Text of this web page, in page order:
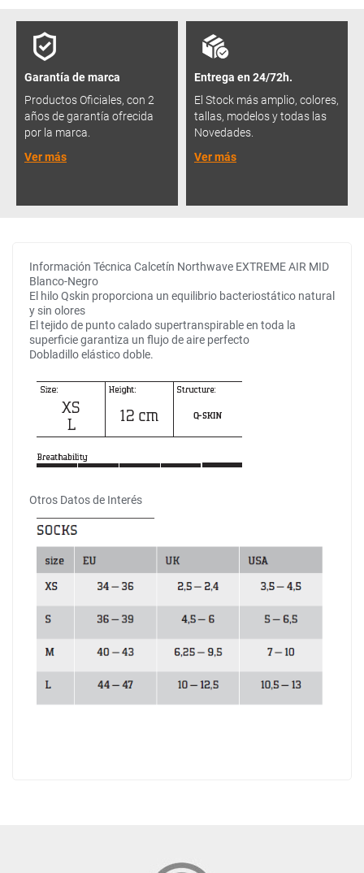
Garantía de marca
Productos Oficiales, con 2
años de garantía ofrecida
por la marca.
Ver más
Entrega en 24/72h.
El Stock más amplio, colores,
tallas, modelos y todas las
Novedades.
Ver más
Información Técnica Calcetín Northwave EXTREME AIR MID
Blanco-Negro
El hilo Qskin proporciona un equilibrio bacteriostático natural
y sin olores
El tejido de punto calado supertranspirable en toda la
superficie garantiza un flujo de aire perfecto
Dobladillo elástico doble.
Otros Datos de Interés